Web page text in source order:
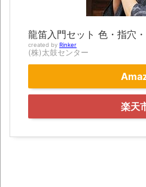
8月26日にリメイク
ョン」の新映像が公開
にて
凡庸な悪
お前らの身体の悩み
「アメリカのヤンキ
龍笛入門セット 色・指穴
created by Rinker
(株)太鼓センター
楽天